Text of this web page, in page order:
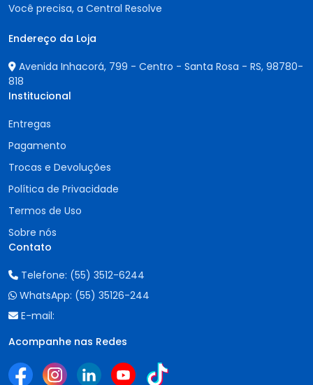
Você precisa, a Central Resolve
Endereço da Loja
Avenida Inhacorá, 799 - Centro - Santa Rosa - RS, 98780-
818
Institucional
Entregas
Pagamento
Trocas e Devoluções
Política de Privacidade
Termos de Uso
Sobre nós
Contato
Telefone: (55) 3512-6244
WhatsApp: (55) 35126-244
E-mail:
Acompanhe nas Redes